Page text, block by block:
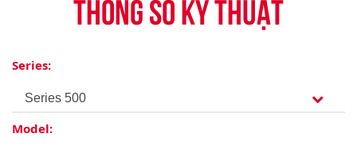
Thông số kỹ thuật
Series:
Model: